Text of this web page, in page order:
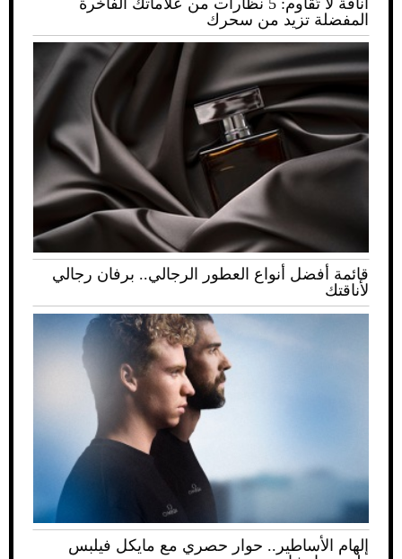
أناقة لا تُقاوم: 5 نظارات من علاماتك الفاخرة
المفضلة تزيد من سحرك
قائمة أفضل أنواع العطور الرجالي.. برفان رجالي
لأناقتك
إلهام الأساطير.. حوار حصري مع مايكل فيلبس